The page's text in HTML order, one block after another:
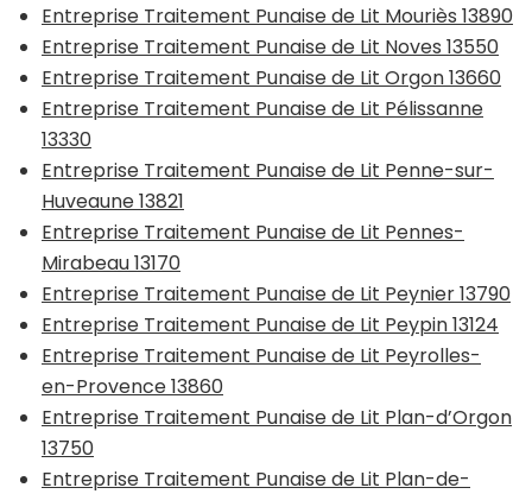
Entreprise Traitement Punaise de Lit Mouriès 13890
Entreprise Traitement Punaise de Lit Noves 13550
Entreprise Traitement Punaise de Lit Orgon 13660
Entreprise Traitement Punaise de Lit Pélissanne
13330
Entreprise Traitement Punaise de Lit Penne-sur-
Huveaune 13821
Entreprise Traitement Punaise de Lit Pennes-
Mirabeau 13170
Entreprise Traitement Punaise de Lit Peynier 13790
Entreprise Traitement Punaise de Lit Peypin 13124
Entreprise Traitement Punaise de Lit Peyrolles-
en-Provence 13860
Entreprise Traitement Punaise de Lit Plan-d’Orgon
13750
Entreprise Traitement Punaise de Lit Plan-de-